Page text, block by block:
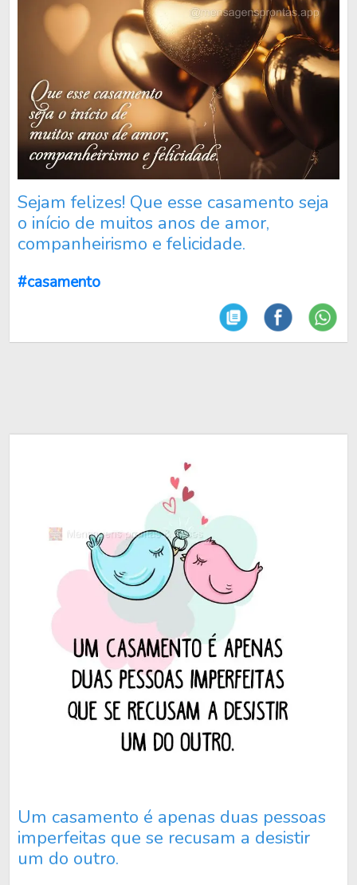
Sejam felizes! Que esse casamento seja
o início de muitos anos de amor,
companheirismo e felicidade.
#casamento
Um casamento é apenas duas pessoas
imperfeitas que se recusam a desistir
um do outro.